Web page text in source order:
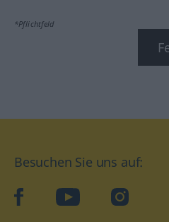
*Pflichtfeld
Besuchen Sie uns auf:
facebookYouTube Instagram